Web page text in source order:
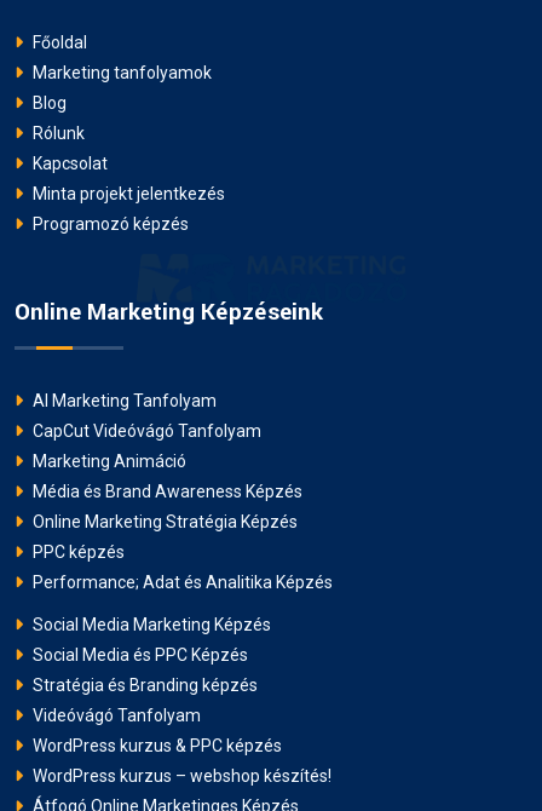
Paraszociális Kapcsolat
Marketing Filozófia
kulcsszóoptimalizálás
kattintásvadász címek
podcast marketing
közösségi média
márkaépítés
online oktatás Zoom tanfolyam
év végi szünet oktatási szünet
téli szünet tanfolyam folytatása
oktatási naptár ünnepi időszak
új év indulás tanulás online
közösségi média algoritmusok
Főoldal
Marketing tanfolyamok
Blog
Rólunk
Kapcsolat
Minta projekt jelentkezés
Programozó képzés
Online Marketing Képzéseink
AI Marketing Tanfolyam
CapCut Videóvágó Tanfolyam
Marketing Animáció
Média és Brand Awareness Képzés
Online Marketing Stratégia Képzés
PPC képzés
Performance; Adat és Analitika Képzés
Social Media Marketing Képzés
Social Media és PPC Képzés
Stratégia és Branding képzés
Videóvágó Tanfolyam
WordPress kurzus & PPC képzés
WordPress kurzus – webshop készítés!
Átfogó Online Marketinges Képzés